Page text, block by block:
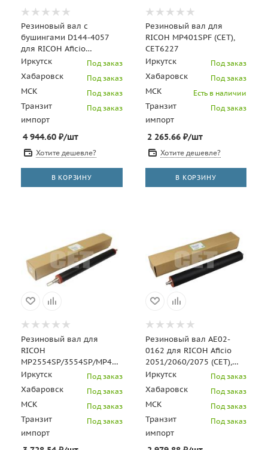
Резиновый вал с
бушингами D144-4057
для RICOH Aficio
MPC3002/MPC3502/MPC4502/MPC5502
(CET), CET6091
Иркутск Под заказ
Хабаровск Под заказ
МСК Под заказ
Транзит
импорт
Под заказ
4 944.60 ₽/шт
Хотите дешевле?
В КОРЗИНУ
Резиновый вал для
RICOH MP401SPF (CET),
CET6227
Иркутск
Под заказ
Хабаровск Под заказ
МСК Есть в наличии
Транзит
импорт
Под заказ
2 265.66₽/шт
Хотите дешевле?
В КОРЗИНУ
Резиновый вал для
RICOH
MP2554SP/3554SP/MP4054SP/5054SP/6054SP
(CET), CET6285
Иркутск Под заказ
Хабаровск Под заказ
МСК Под заказ
Транзит
импорт
Под заказ
Резиновый вал AE02-
0162 для RICOH Aficio
2051/2060/2075 (CET),
CET6032
Иркутск Под заказ
Хабаровск Под заказ
МСК Под заказ
Транзит
импорт
Под заказ